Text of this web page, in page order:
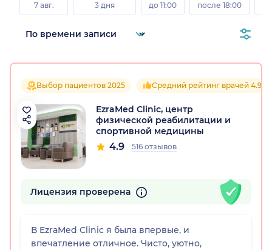
7 авг.
3 дня
до 11:00
после 18:00
Выбор пациентов 2025 Средний рейтинг врачей 4.9
EzraMed Clinic, центр
физической реабилитации и
спортивной медицины
4.9 516 отзывов
Лицензия проверена
В EzraMed Clinic я была впервые, и
впечатление отличное. Чисто, уютно,